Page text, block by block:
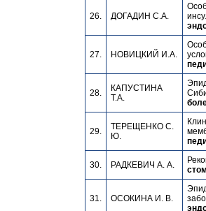
26. ДОГАДИН С.А.
27. НОВИЦКИЙ И.А.
28.
КАПУСТИНА
Т.А.
29.
ТЕРЕЩЕНКО С.
Ю.
30. РАДКЕВИЧ А. А.
31. ОСОКИНА И. В.